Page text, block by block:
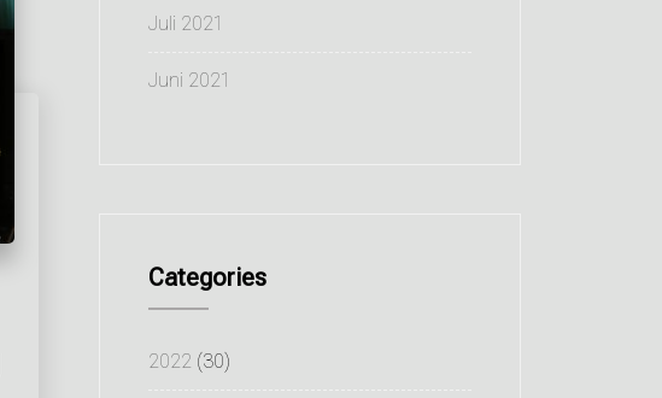
Juli 2021
Juni 2021
Categories
2022 (30)